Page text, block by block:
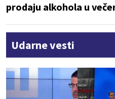
prodaju alkohola u
Udarne vesti